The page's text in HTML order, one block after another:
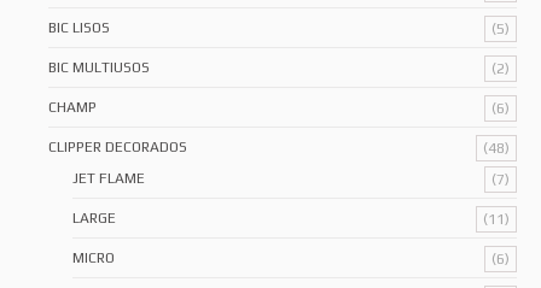
BIC LISOS (5)
BIC MULTIUSOS (2)
CHAMP (6)
CLIPPER DECORADOS
(48)
JET FLAME
(7)
LARGE (11)
MICRO (6)